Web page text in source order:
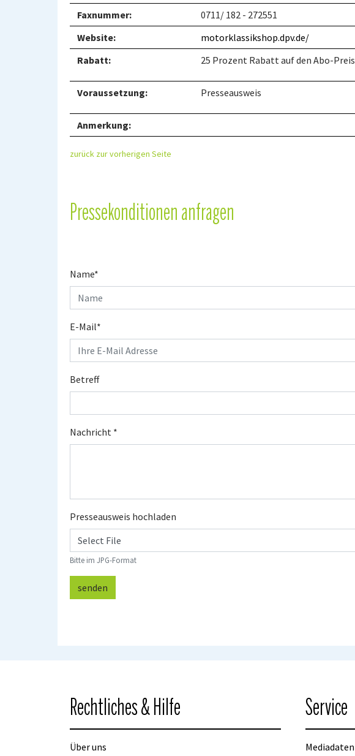
Faxnummer:
0711/ 182 - 272551
Website:
motorklassikshop.dpv.de/
Rabatt:
25 Prozent Rabatt auf den Abo-Preis
Voraussetzung: Presseausweis
Anmerkung:
zurück zur vorherigen Seite
Pressekonditionen anfragen
Name*
E-Mail*
Betreff
Nachricht *
Presseausweis hochladen
Select File
Bitte im JPG-Format
senden
Rechtliches & Hilfe
Über uns
Service
Mediadaten